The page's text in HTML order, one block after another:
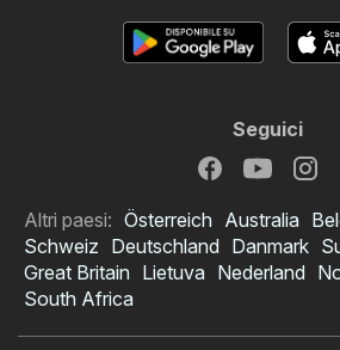
Seguici
Altri paesi: Österreich Australia
Schweiz Deutschland Danmark
Great Britain Lietuva Nederland
South Africa